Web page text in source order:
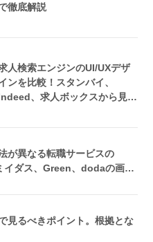
徹底解説
人検索エンジンのUI/UXデザ
ンを比較！スタンバイ、
、求人ボックスから見る
イントとは？
が異なる転職サービスの
イダス、Green、dodaの画面
見るべきポイント。根拠とな